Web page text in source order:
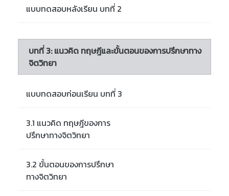
แบบทดสอบหลังเรียน บทที่ 2
บทที่ 3: แนวคิด ทฤษฎีและขั้นตอนของการปรึกษาทาง
จิตวิทยา
แบบทดสอบก่อนเรียน บทที่ 3
3.1 แนวคิด ทฤษฎีของการ
ปรึกษาทางจิตวิทยา
3.2 ขั้นตอนของการปรึกษา
ทางจิตวิทยา